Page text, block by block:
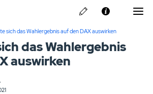
Erfahrungen
sich das Wahlergebnis auf den DAX auswirken
das Wahlergebnis
auswirken